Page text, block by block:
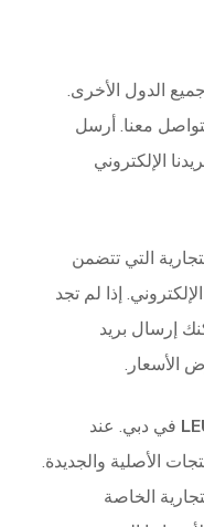
الدول الأخرى.
معنا. أرسل
الإلكتروني
التي تتضمن
إذا لم تجد
إرسال بريد
الأسعار.
في دبي. عند
الأصلية والجديدة.
الخاصة